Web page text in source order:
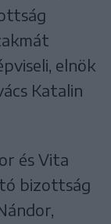
elnök
Katalin
és Vita
bizottság